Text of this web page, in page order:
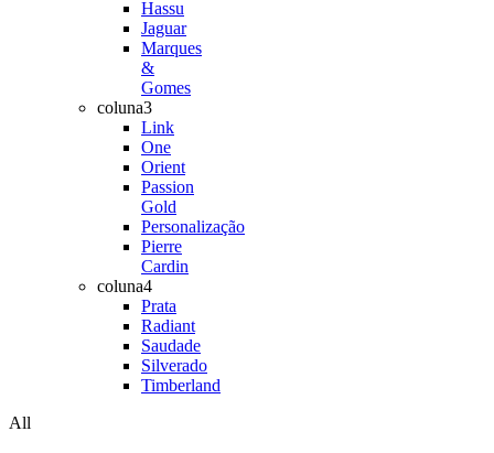
Hassu
Jaguar
Marques
&
Gomes
coluna3
Link
One
Orient
Passion
Gold
Personalização
Pierre
Cardin
coluna4
Prata
Radiant
Saudade
Silverado
Timberland
All